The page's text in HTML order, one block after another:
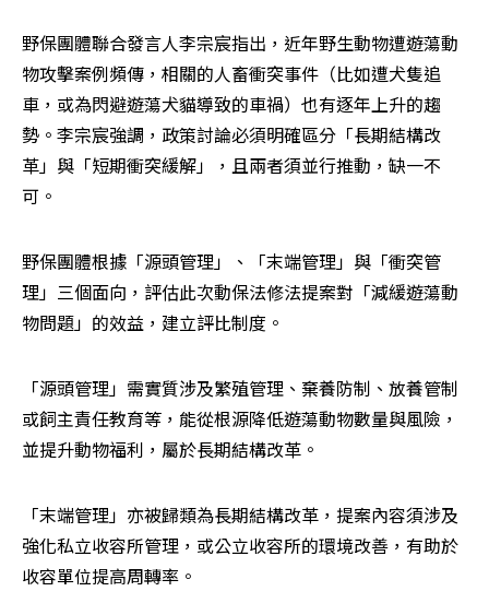
野保團體聯合發言人李宗宸指出，近年野生動物遭遊蕩動
物攻擊案例頻傳，相關的人畜衝突事件（比如遭犬隻追
車，或為閃避遊蕩犬貓導致的車禍）也有逐年上升的趨
勢。李宗宸強調，政策討論必須明確區分「長期結構改
革」與「短期衝突緩解」，且兩者須並行推動，缺一不
可。
野保團體根據「源頭管理」、「末端管理」與「衝突管
理」三個面向，評估此次動保法修法提案對「減緩遊蕩動
物問題」的效益，建立評比制度。
「源頭管理」需實質涉及繁殖管理、棄養防制、放養管制
或飼主責任教育等，能從根源降低遊蕩動物數量與風險，
並提升動物福利，屬於長期結構改革。
「末端管理」亦被歸類為長期結構改革，提案內容須涉及
強化私立收容所管理，或公立收容所的環境改善，有助於
收容單位提高周轉率。